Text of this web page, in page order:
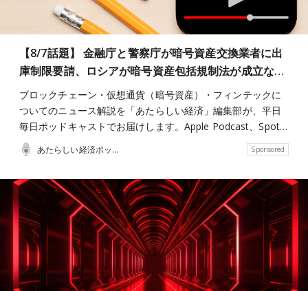
【8/7話題】 金融庁と警察庁が暗号資産交換業者に出
庫制限要請、ロシアが暗号資産包括規制法が成立な…
ブロックチェーン・仮想通貨（暗号資産）・フィンテックに
ついてのニュース解説を「あたらしい経済」編集部が、平日
毎日ポッドキャストでお届けします。Apple Podcast、Spot…
あたらしい経済ポッドキャスト Sponsored